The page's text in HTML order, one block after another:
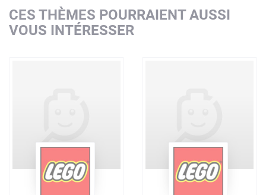
CES THÈMES POURRAIENT AUSSI
VOUS INTÉRESSER